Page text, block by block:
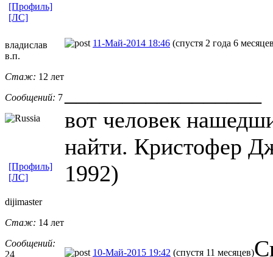
[Профиль]
[ЛС]
владислав
в.п.
Стаж: 12 лет
Сообщений: 7
11-Май-2014 18:46 (спустя 2 года 6
вот человек
найти. Кристофер
1992)
[Профиль]
[ЛС]
dijimaster
Стаж: 14 лет
Сообщений:
24
10-Май-2015 19:42 (спустя 11 месяцев)